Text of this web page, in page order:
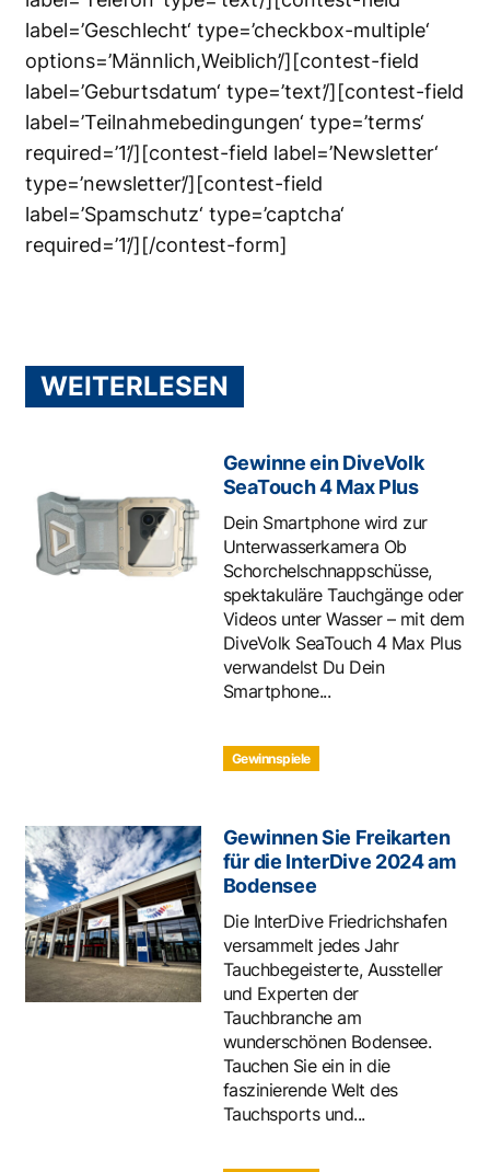
label=’Geschlecht‘ type=’checkbox-multiple‘
options=’Männlich,Weiblich’/][contest-field
label=’Geburtsdatum‘ type=’text’/][contest-field
label=’Teilnahmebedingungen‘ type=’terms‘
required=’1’/][contest-field label=’Newsletter‘
type=’newsletter’/][contest-field
label=’Spamschutz‘ type=’captcha‘
required=’1’/][/contest-form]
WEITERLESEN
Gewinne ein DiveVolk
SeaTouch 4 Max Plus
Dein Smartphone wird zur
Unterwasserkamera Ob
Schorchelschnappschüsse,
spektakuläre Tauchgänge oder
Videos unter Wasser – mit dem
DiveVolk SeaTouch 4 Max Plus
verwandelst Du Dein
Smartphone...
Gewinnspiele
Gewinnen Sie Freikarten
für die InterDive 2024 am
Bodensee
Die InterDive Friedrichshafen
versammelt jedes Jahr
Tauchbegeisterte, Aussteller
und Experten der
Tauchbranche am
wunderschönen Bodensee.
Tauchen Sie ein in die
faszinierende Welt des
Tauchsports und...